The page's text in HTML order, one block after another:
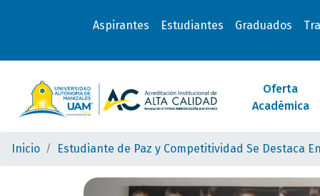
Aspirantes Estudiantes Graduados
Oferta
Académica
Inicio Estudiante de Paz y Competitividad Se Destaca